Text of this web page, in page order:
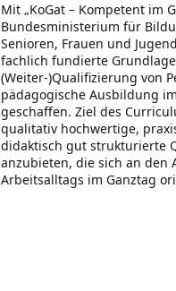
Mit „KoGat – Kompetent im
Bundesministerium für
Senioren, Frauen und Jugend
fachlich fundierte
(Weiter-)Qualifizierung von
pädagogische Ausbildung
geschaffen. Ziel des
qualitativ hochwertige,
didaktisch gut strukturierte
anzubieten, die sich an den
Arbeitsalltags im Ganztag